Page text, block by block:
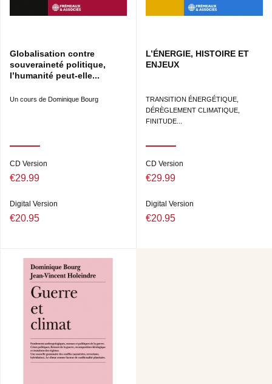
Globalisation contre
souveraineté politique,
l’humanité peut-elle...
Un cours de Dominique Bourg
CD Version
€29.99
Digital Version
€20.95
L’ÉNERGIE, HISTOIRE ET
ENJEUX
TRANSITION ÉNERGÉTIQUE,
DÉRÈGLEMENT CLIMATIQUE,
FINITUDE...
CD Version
€29.99
Digital Version
€20.95